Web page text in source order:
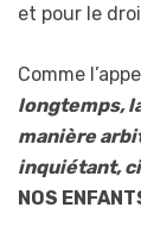
et pour le
Comme
longtemps,
manière
inquiétant,
NOS